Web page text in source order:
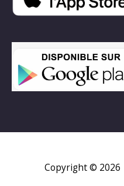
Copyright © 2026